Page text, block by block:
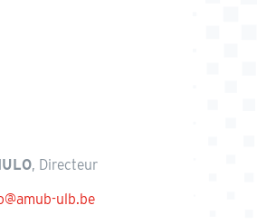
, Directeur
ulb.be